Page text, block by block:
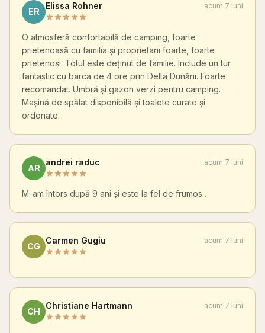
ER
Elissa Rohner acum 7 luni
O atmosferă confortabilă de camping, foarte
prietenoasă cu familia și proprietarii foarte, foarte
prietenoși. Totul este deținut de familie. Include un tur
fantastic cu barca de 4 ore prin Delta Dunării. Foarte
recomandat. Umbră și gazon verzi pentru camping.
Mașină de spălat disponibilă și toalete curate și
ordonate.
AR
andrei raduc acum 7 luni
M-am întors după 9 ani și este la fel de frumos .
CG
Carmen Gugiu acum 7 luni
CH
Christiane Hartmann acum 7 luni